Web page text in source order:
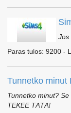
Jos
Paras tulos: 9200 -
Tunnetko minut
Tunnetko minut?
TEKEE TÄTÄ!